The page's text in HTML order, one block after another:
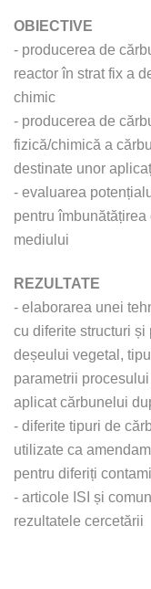
OBIECTIVE
- producerea de
reactor în strat fix a
chimic
- producerea de
fizică/chimică a
destinate unor
- evaluarea
pentru
mediului
REZULTATE
- elaborarea unei
cu diferite structuri și
deșeului vegetal,
parametrii
aplicat cărbunelui
- diferite tipuri de
utilizate ca
pentru diferiți
- articole ISI și
rezultatele cercetării